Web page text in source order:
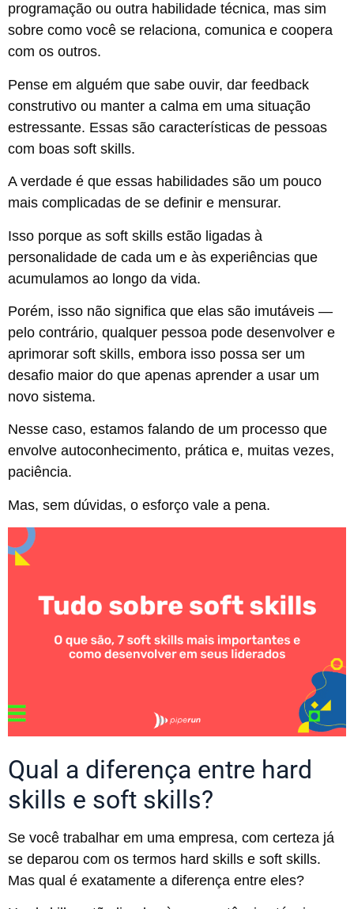
programação ou outra habilidade técnica, mas sim
sobre como você se relaciona, comunica e coopera
com os outros.
Pense em alguém que sabe ouvir, dar feedback
construtivo ou manter a calma em uma situação
estressante. Essas são características de pessoas
com boas soft skills.
A verdade é que essas habilidades são um pouco
mais complicadas de se definir e mensurar.
Isso porque as soft skills estão ligadas à
personalidade de cada um e às experiências que
acumulamos ao longo da vida.
Porém, isso não significa que elas são imutáveis —
pelo contrário, qualquer pessoa pode desenvolver e
aprimorar soft skills, embora isso possa ser um
desafio maior do que apenas aprender a usar um
novo sistema.
Nesse caso, estamos falando de um processo que
envolve autoconhecimento, prática e, muitas vezes,
paciência.
Mas, sem dúvidas, o esforço vale a pena.
Qual a diferença entre hard
skills e soft skills?
Se você trabalhar em uma empresa, com certeza já
se deparou com os termos hard skills e soft skills.
Mas qual é exatamente a diferença entre eles?